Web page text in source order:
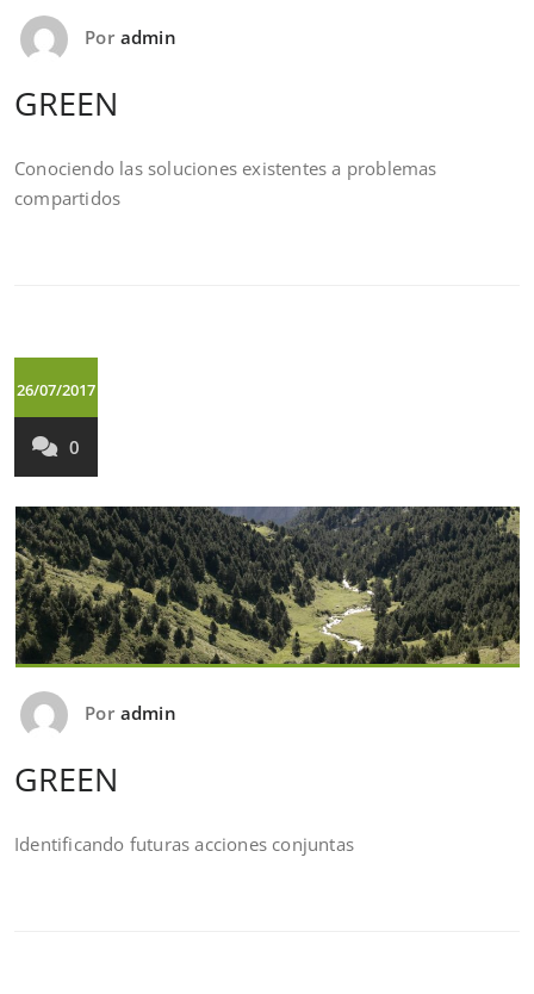
Por admin
GREEN
Conociendo las soluciones existentes a problemas
compartidos
26/07/2017
0
Por admin
GREEN
Identificando futuras acciones conjuntas